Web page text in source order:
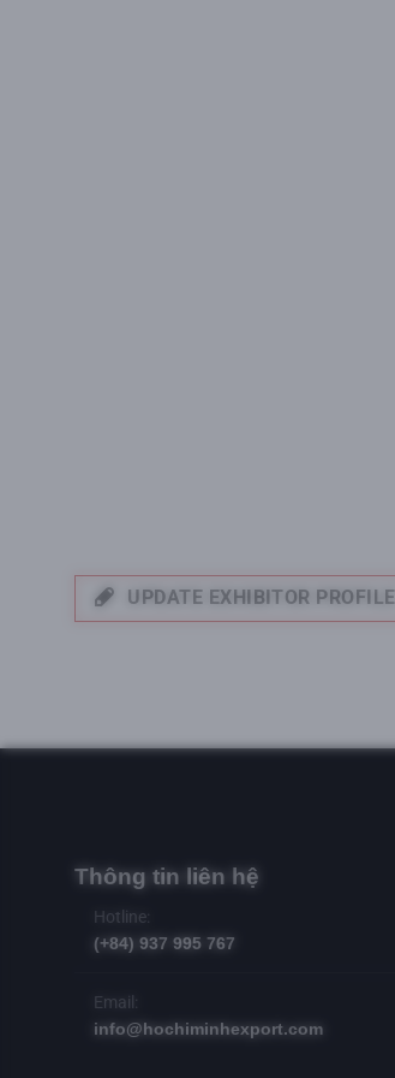
UPDATE EXHIBITOR PROFILE
Thông tin liên hệ
Hotline:
(+84) 937 995 767
Email:
info@hochiminhexport.com